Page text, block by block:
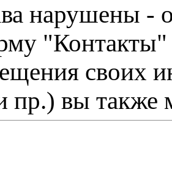
нарушены -
"Контакты"
своих
пр.) вы также